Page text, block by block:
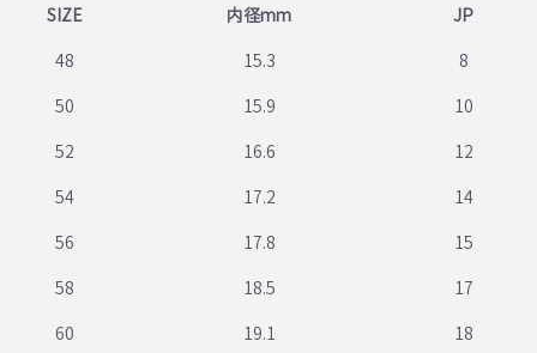
SIZE 内径mm JP
48 15.3 8
50 15.9 10
52 16.6 12
54 17.2 14
56 17.8 15
58 18.5 17
60 19.1 18